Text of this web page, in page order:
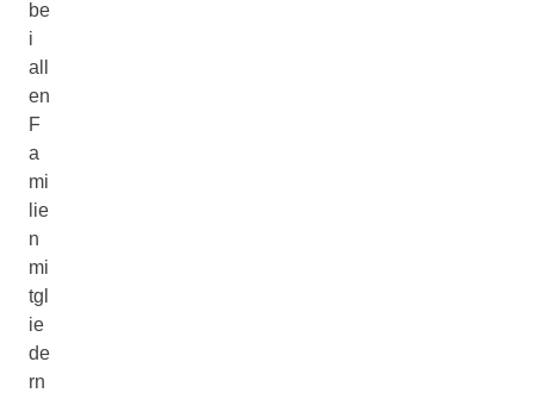
be
i
all
en
F
a
mi
lie
n
mi
tgl
ie
de
rn